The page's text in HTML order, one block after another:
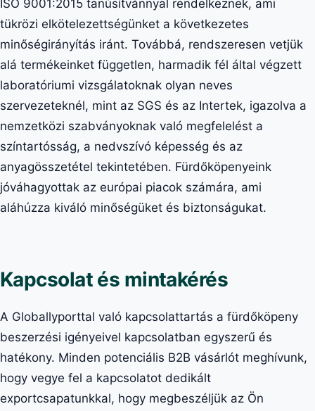
ISO 9001:2015 tanúsítvánnyal rendelkeznek, ami
tükrözi elkötelezettségünket a következetes
minőségirányítás iránt. Továbbá, rendszeresen vetjük
alá termékeinket független, harmadik fél által végzett
laboratóriumi vizsgálatoknak olyan neves
szervezeteknél, mint az SGS és az Intertek, igazolva a
nemzetközi szabványoknak való megfelelést a
színtartósság, a nedvszívó képesség és az
anyagösszetétel tekintetében. Fürdőköpenyeink
jóváhagyottak az európai piacok számára, ami
aláhúzza kiváló minőségüket és biztonságukat.
Kapcsolat és mintakérés
A Globallyporttal való kapcsolattartás a fürdőköpeny
beszerzési igényeivel kapcsolatban egyszerű és
hatékony. Minden potenciális B2B vásárlót meghívunk,
hogy vegye fel a kapcsolatot dedikált
exportcsapatunkkal, hogy megbeszéljük az Ön